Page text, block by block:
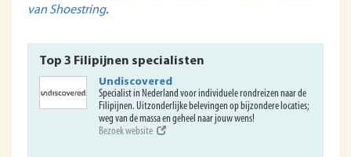
van Shoestring.
Top 3 Filipijnen specialisten
Undiscovered
Specialist in Nederland voor individuele rondreizen naar de
Filipijnen. Uitzonderlijke belevingen op bijzondere locaties;
weg van de massa en geheel naar jouw wens!
Bezoek website